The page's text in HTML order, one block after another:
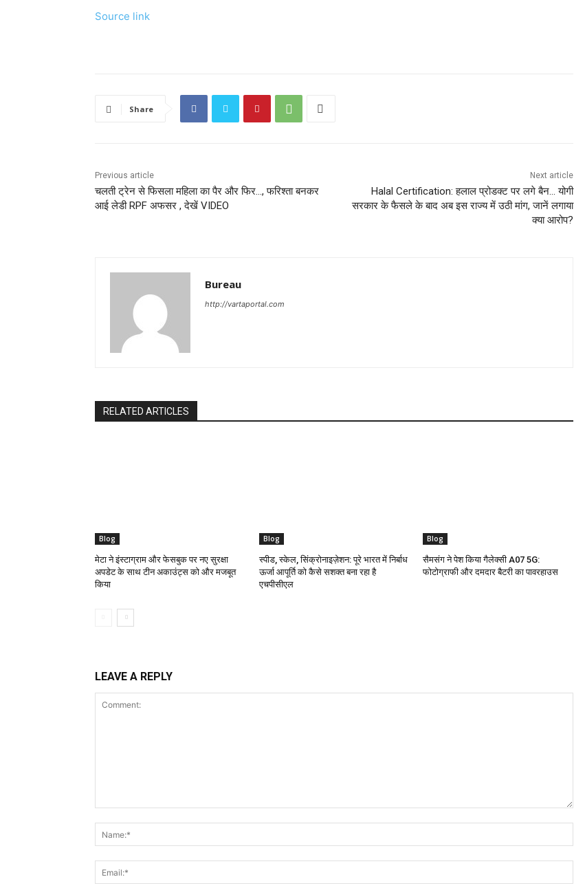
Source link
Share
Previous article
चलती ट्रेन से फिसला महिला का पैर और फिर…, फरिश्ता बनकर
आई लेडी RPF अफसर , देखें VIDEO
Next article
Halal Certification: हलाल प्रोडक्‍ट पर लगे बैन… योगी
सरकार के फैसले के बाद अब इस राज्‍य में उठी मांग, जानें लगाया
क्‍या आरोप?
Bureau
http://vartaportal.com
RELATED ARTICLES
Blog
मेटा ने इंस्टाग्राम और फेसबुक पर नए सुरक्षा
अपडेट के साथ टीन अकाउंट्स को और मजबूत
किया
Blog
स्पीड, स्केल, सिंक्रोनाइज़ेशन: पूरे भारत में निर्बाध
ऊर्जा आपूर्ति को कैसे सशक्त बना रहा है
एचपीसीएल
Blog
सैमसंग ने पेश किया गैलेक्सी A07 5G:
फोटोग्राफी और दमदार बैटरी का पावरहाउस
LEAVE A REPLY